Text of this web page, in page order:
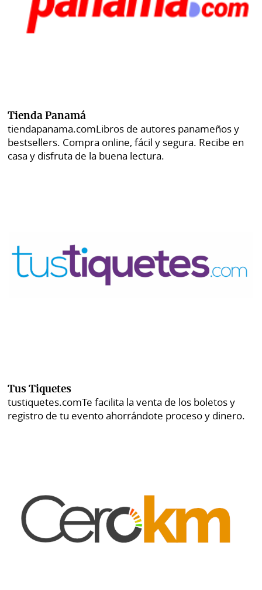
Tienda Panamá
tiendapanama.comLibros de autores panameños y
bestsellers. Compra online, fácil y segura. Recibe en
casa y disfruta de la buena lectura.
Tus Tiquetes
tustiquetes.comTe facilita la venta de los boletos y
registro de tu evento ahorrándote proceso y dinero.